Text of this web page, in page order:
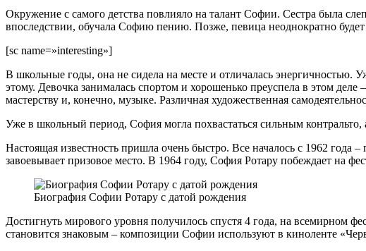
Окружение с самого детства повлияло на талант Софии. Сестра была
впоследствии, обучала Софию пению. Позже, певица неоднократно
[sc name=»interesting»]
В школьные годы, она не сидела на месте и отличалась энергичностью.
этому. Девочка занималась спортом и хорошенько преуспела в этом
мастерству и, конечно, музыке. Различная художественная
Уже в школьный период, София могла похвастаться сильным
Настоящая известность пришла очень быстро. Все началось с 1962 года
завоевывает призовое место. В 1964 году, София Ротару побеждает на
Биография Софии Ротару с датой рождения
Достигнуть мирового уровня получилось спустя 4 года, на всемирном
становится знаковым – композиции Софии используют в киноленте